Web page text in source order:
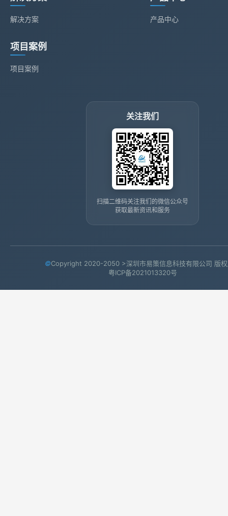
解决方案 产品中心
项目案例
项目案例
关注我们
扫描二维码关注我们的微信公众号
获取最新资讯和服务
©Copyright 2020-2050 >深圳市易策信息科技有限公司 版
粤ICP备2021013320号